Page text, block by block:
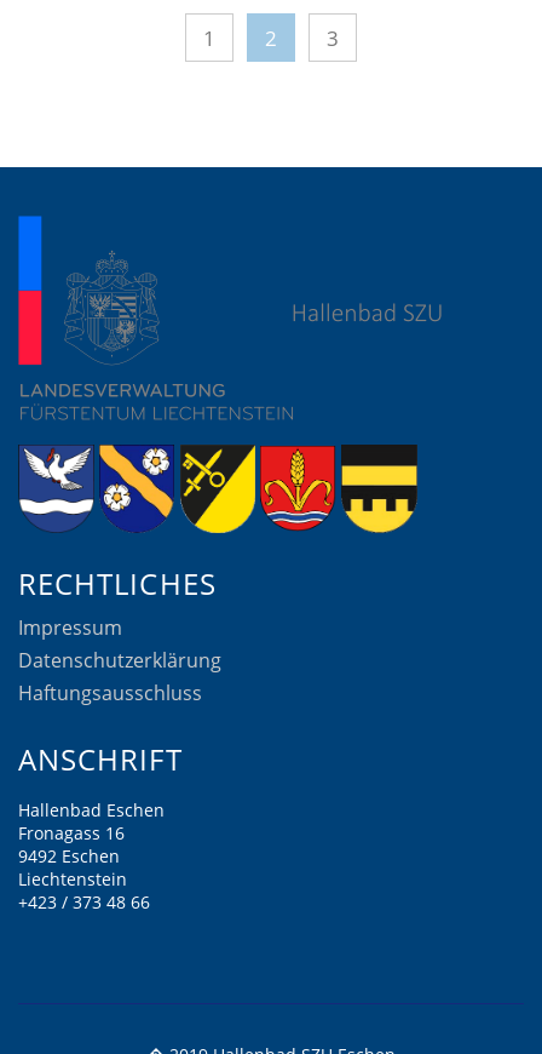
1 2 3
RECHTLICHES
Impressum
Datenschutzerklärung
Haftungsausschluss
ANSCHRIFT
Hallenbad Eschen
Fronagass 16
9492 Eschen
Liechtenstein
+423 / 373 48 66